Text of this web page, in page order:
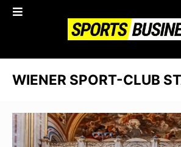
WIENER SPORT-CLUB